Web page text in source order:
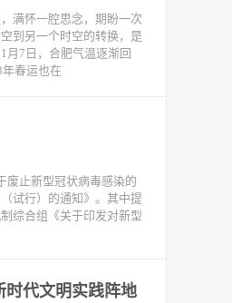
满怀一腔思念，期盼一次
到另一个时空的转换，是
月7日，合肥气温逐渐回
春运也在
废止新型冠状病毒感染的
试行）的通知》。其中提
综合组《关于印发对新型
时代文明实践阵地